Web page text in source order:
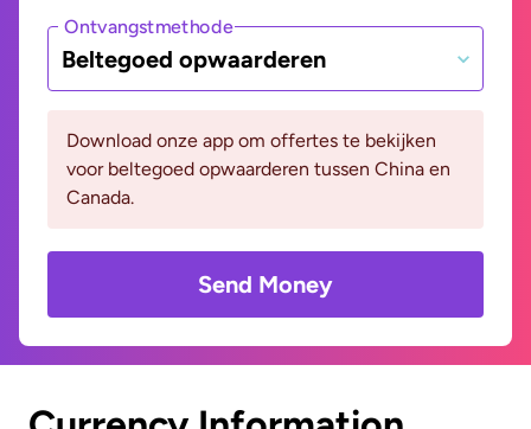
Ontvangstmethode
Beltegoed opwaarderen
Download onze app om offertes te bekijken
voor beltegoed opwaarderen tussen China en
Canada.
Send Money